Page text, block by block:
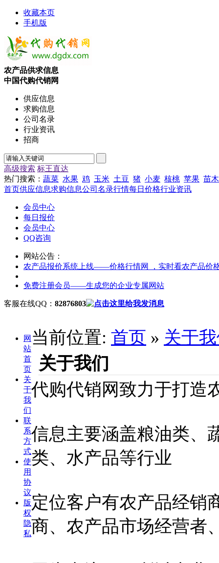
收藏本页
手机版
农产品供求信息
中国代购代销网
供应信息
求购信息
公司名录
行业资讯
招商
高级搜索 标王直达
热门搜索： 蔬菜 水果 鸡 玉米 土豆 猪 小麦 核桃 苹果 苗木
首页供应信息求购信息公司名录行情每日价格行业资讯
会员中心
每日报价
会员中心
QQ咨询
网站公告：
农产品报价系统上线——价格行情网 ，实时看农产品价
免费注册会员——生成您的企业专属网站
客服在线QQ： 82876803
网
站
首
页
关
于
我
们
联
系
方
式
使
用
协
议
版
权
隐
私
当前位置: 首页 » 关于
关于我们
代购代销网致力于打造
信息主要涵盖粮油类、
类、水产品等行业
定位客户有农产品经销
商、农产品市场经营者